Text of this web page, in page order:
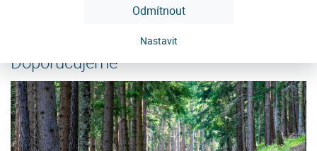
Odmítnout
Nastavit
Doporučujeme